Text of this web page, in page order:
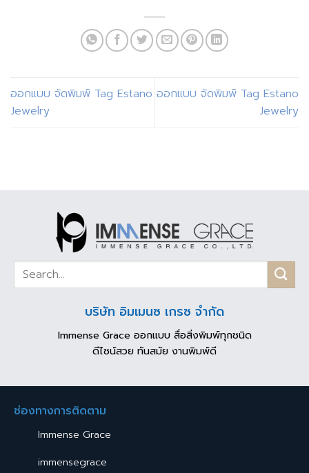
ออกแบบ จัดพิมพ์ Tag Estano
Jewelry
ออกแบบ จัดพิมพ์ Tag Estano
Jewelry
บริษัท อิมเมนซ เกรซ จำกัด
Immense Grace ออกแบบ สื่อสิ่งพิมพ์ทุกชนิด
ดีไซน์สวย ทันสมัย งานพิมพ์ดี
ช่องทางการติดตาม
Immense Grace
immensegrace